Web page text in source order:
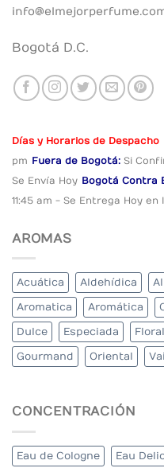
Bogotá D.C.
Días y Horarios de Despacho
pm Fuera de Bogotá: Si
Se Envía Hoy Bogotá Contra
11:45 am - Se Entrega Hoy en
AROMAS
Acuática Aldehídica
Aromatica Aromática
Dulce Especiada Floral
Gourmand Oriental
CONCENTRACIÓN
Eau de Cologne Eau